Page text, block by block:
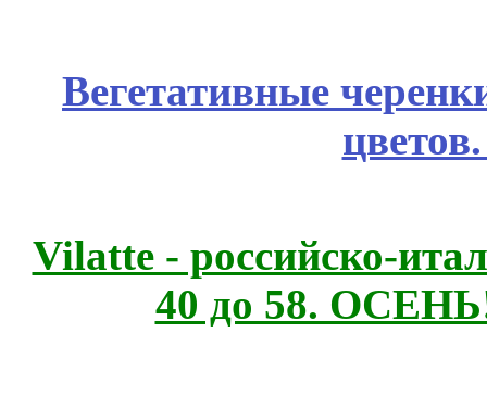
Вегетативные
Vilatte - российско-
40 до 58.